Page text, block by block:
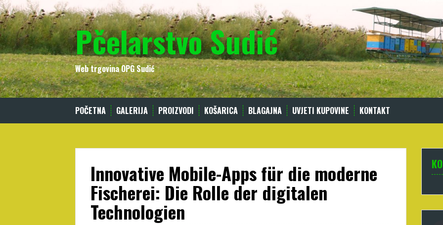
Skip
to
content
Pčelarstvo Sudić
Web trgovina OPG Sudić
POČETNA GALERIJA PROIZVODI KOŠARICA BLAGAJNA UVJETI KUPOVINE KONTAKT
Innovative Mobile-Apps für die moderne
Fischerei: Die Rolle der digitalen
Technologien